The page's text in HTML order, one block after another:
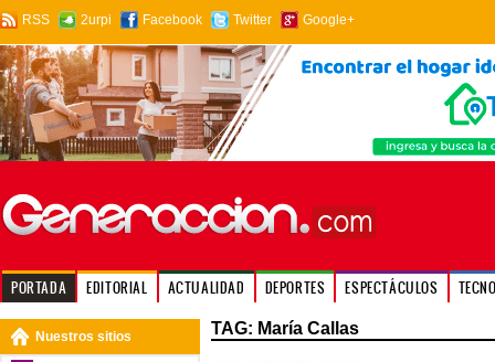
RSS 2urpi Facebook Twitter Google+
PORTADA EDITORIAL ACTUALIDAD DEPORTES ESPECTÁCULOS
Nuestros sitios TAG: María Callas